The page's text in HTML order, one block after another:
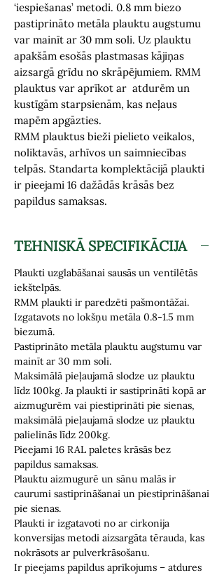
‘iespiešanas’ metodi. 0.8 mm biezo
pastiprināto metāla plauktu augstumu
var mainīt ar 30 mm soli. Uz plauktu
apakšām esošās plastmasas kājiņas
aizsargā grīdu no skrāpējumiem. RMM
plauktus var aprīkot ar atdurēm un
kustīgām starpsienām, kas neļaus
mapēm apgāzties.
RMM plauktus bieži pielieto veikalos,
noliktavās, arhīvos un saimniecības
telpās. Standarta komplektācijā plaukti
ir pieejami 16 dažādās krāsās bez
papildus samaksas.
TEHNISKĀ SPECIFIKĀCIJA
Plaukti uzglabāšanai sausās un ventilētās
iekštelpās.
RMM plaukti ir paredzēti pašmontāžai.
Izgatavots no lokšņu metāla 0.8-1.5 mm
biezumā.
Pastiprināto metāla plauktu augstumu var
mainīt ar 30 mm soli.
Maksimālā pieļaujamā slodze uz plauktu
līdz 100kg. Ja plaukti ir sastiprināti kopā ar
aizmugurēm vai piestiprināti pie sienas,
maksimālā pieļaujamā slodze uz plauktu
palielinās līdz 200kg.
Pieejami 16 RAL paletes krāsās bez
papildus samaksas.
Plauktu aizmugurē un sānu malās ir
caurumi sastiprināšanai un piestiprināšanai
pie sienas.
Plaukti ir izgatavoti no ar cirkonija
konversijas metodi aizsargāta tērauda, kas
nokrāsots ar pulverkrāsošanu.
Ir pieejams papildus aprīkojums – atdures